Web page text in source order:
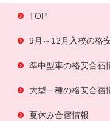
TOP
9月～12月入校の格
準中型車の格安合宿
大型一種の格安合宿
夏休み合宿情報